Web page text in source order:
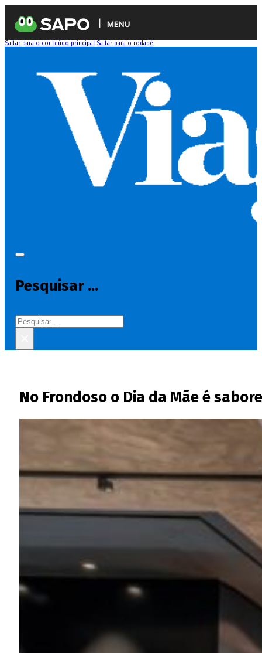
MENU
Saltar para o conteúdo principal Saltar para o rodapé
Pesquisar ...
Pesquisar
No Frondoso o Dia da Mãe é